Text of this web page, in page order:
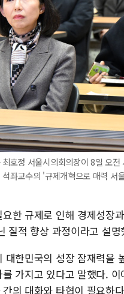
호정 서울시의회의장이 8일 오
좌교수의 '규제개혁으로 매력
한 규제로 인해 경제성장
질적 향상 과정이라고 설명
대한민국의 성장 잠재력을
가지고 있다고 말했다.
의 대화와 타협이 필요하